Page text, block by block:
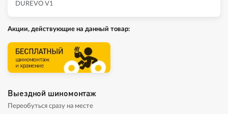
DUREVO V1
Акции, действующие на данный товар:
Выездной шиномонтаж
Переобуться сразу на месте